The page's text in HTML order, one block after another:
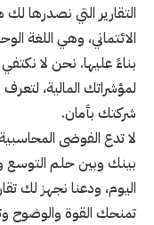
التقارير التي نصدرها
الائتماني، وهي اللغة
بناءً عليها. نحن لا
لمؤشراتك المالية،
شركتك بأمان.
لا تدع الفوضى
بينك وبين حلم التوسع
اليوم، ودعنا نجهز لك
تمنحك القوة والوضوح